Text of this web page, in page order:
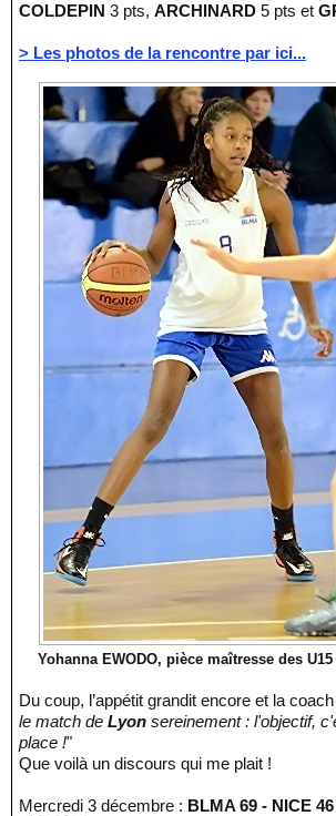
COLDEPIN 3 pts, ARCHINARD 5 pts et
> Les photos de la rencontre par ici...
Yohanna EWODO, pièce maîtresse des
Du coup, l’appétit grandit encore et la
le match de Lyon sereinement : l'objectif,
place !"
Que voilà un discours qui me plait !
Mercredi 3 décembre : BLMA 69 - NICE